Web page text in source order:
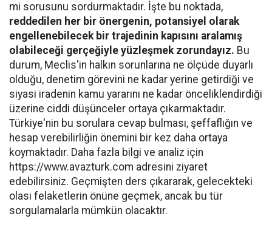
mi sorusunu sordurmaktadır. İşte bu noktada,
reddedilen her bir önergenin, potansiyel olarak
engellenebilecek bir trajedinin kapısını aralamış
olabileceği gerçeğiyle yüzleşmek zorundayız. Bu
durum, Meclis'in halkın sorunlarına ne ölçüde duyarlı
olduğu, denetim görevini ne kadar yerine getirdiği ve
siyasi iradenin kamu yararını ne kadar önceliklendirdiği
üzerine ciddi düşünceler ortaya çıkarmaktadır.
Türkiye'nin bu sorulara cevap bulması, şeffaflığın ve
hesap verebilirliğin önemini bir kez daha ortaya
koymaktadır. Daha fazla bilgi ve analiz için
https://www.avazturk.com adresini ziyaret
edebilirsiniz. Geçmişten ders çıkararak, gelecekteki
olası felaketlerin önüne geçmek, ancak bu tür
sorgulamalarla mümkün olacaktır.